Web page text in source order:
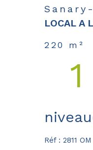
LOCAL A
220 m²
1
Réf : 2811 OM